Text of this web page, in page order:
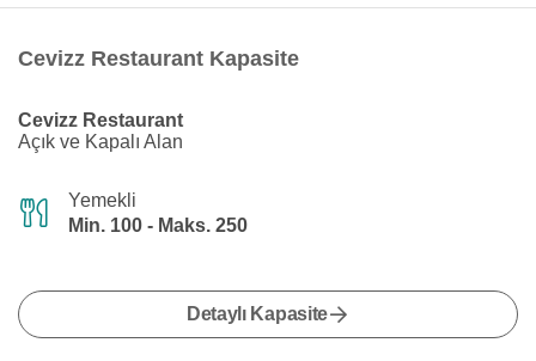
Cevizz Restaurant Kapasite
Cevizz Restaurant
Açık ve Kapalı Alan
Yemekli
Min. 100 - Maks. 250
Detaylı Kapasite